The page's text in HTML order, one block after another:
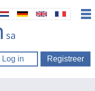
Log in Registreer